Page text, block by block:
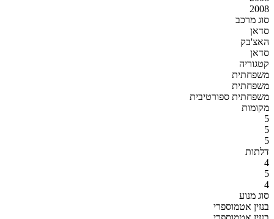
2008
סוג מרכב
סדאן
האצ'בק
סדאן
קטגוריה
משפחתית
משפחתית
משפחתית ספורטיבית
מקומות
5
5
5
דלתות
4
5
4
סוג מנוע
בנזין אטמוספרי